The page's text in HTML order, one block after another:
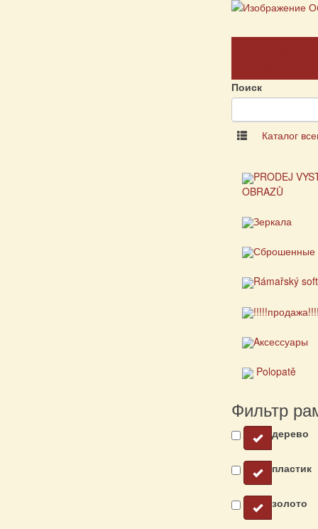
Поиск
Каталог
PRODEJ
OBRAZŮ
Зеркала
Сброшенные
Rámařský
Aксессуары
Polopatě
Фильтр
дерево
пластик
золото